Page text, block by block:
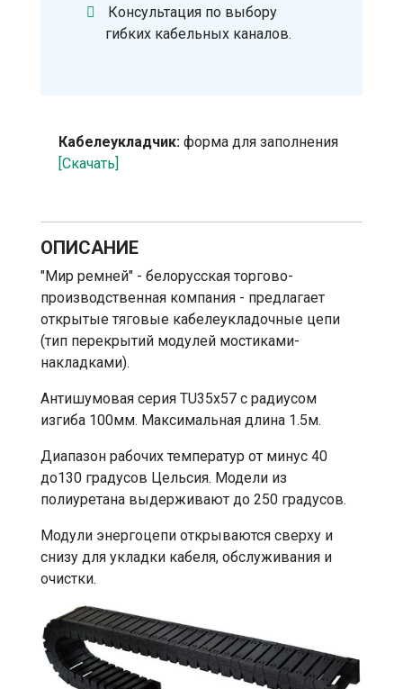
Консультация по выбору
гибких кабельных каналов.
Кабелеукладчик: форма для заполнения
[Скачать]
ОПИСАНИЕ
"Мир ремней" - белорусская торгово-
производственная компания - предлагает
открытые тяговые кабелеукладочные цепи
(тип перекрытий модулей мостиками-
накладками).
Антишумовая серия TU35x57 с радиусом
изгиба 100мм. Максимальная длина 1.5м.
Диапазон рабочих температур от минус 40
до130 градусов Цельсия. Модели из
полиуретана выдерживают до 250 градусов.
Модули энергоцепи открываются сверху и
снизу для укладки кабеля, обслуживания и
очистки.